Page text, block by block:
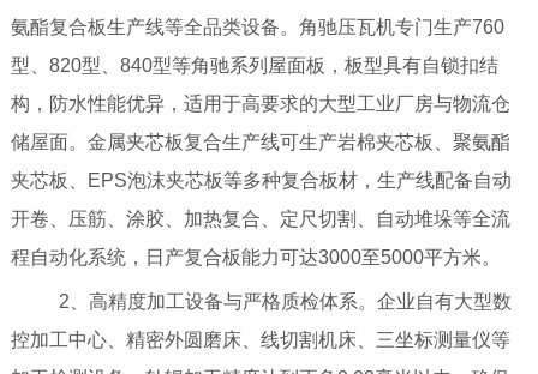
氨酯复合板生产线等全品类设备。角驰压瓦机专门生产760
型、820型、840型等角驰系列屋面板，板型具有自锁扣结
构，防水性能优异，适用于高要求的大型工业厂房与物流仓
储屋面。金属夹芯板复合生产线可生产岩棉夹芯板、聚氨酯
夹芯板、EPS泡沫夹芯板等多种复合板材，生产线配备自动
开卷、压筋、涂胶、加热复合、定尺切割、自动堆垛等全流
程自动化系统，日产复合板能力可达3000至5000平方米。
2、高精度加工设备与严格质检体系。企业自有大型数
控加工中心、精密外圆磨床、线切割机床、三坐标测量仪等